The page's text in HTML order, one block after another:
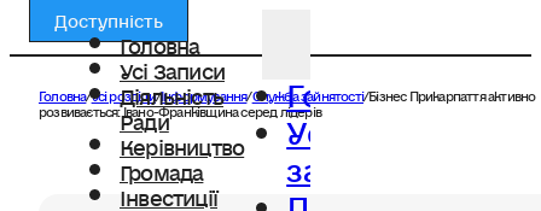
Головна
Усі Записи
Діяльність
Ради
Керівництво
Громада
Інвестиції
Головна
Усі
записи
Доступність
Головна/Усі розділи/Інформування/Служба зайнятості/Бізнес Прикарпаття активно
розвивається: Івано-Франківщина серед лідерів